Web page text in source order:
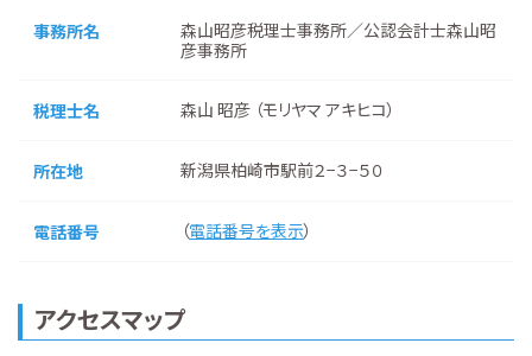
事務所名
森山昭彦税理士事務所／公認会計士森山昭
彦事務所
税理士名 森山 昭彦 （モリヤマ アキヒコ）
所在地 新潟県柏崎市駅前２−３−５０
電話番号 （電話番号を表示）
アクセスマップ